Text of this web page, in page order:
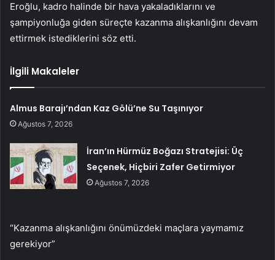
Eroğlu, kadro halinde bir hava yakaladıklarını ve
şampiyonluğa giden süreçte kazanma alışkanlığını devam
ettirmek istediklerini söz etti.
İlgili Makaleler
Almus Barajı’ndan Kaz Gölü’ne Su Taşınıyor
Ağustos 7, 2026
İran’ın Hürmüz Boğazı Stratejisi: Üç
Seçenek, Hiçbiri Zafer Getirmiyor
Ağustos 7, 2026
“Kazanma alışkanlığını önümüzdeki maçlara yaymamız
gerekiyor”